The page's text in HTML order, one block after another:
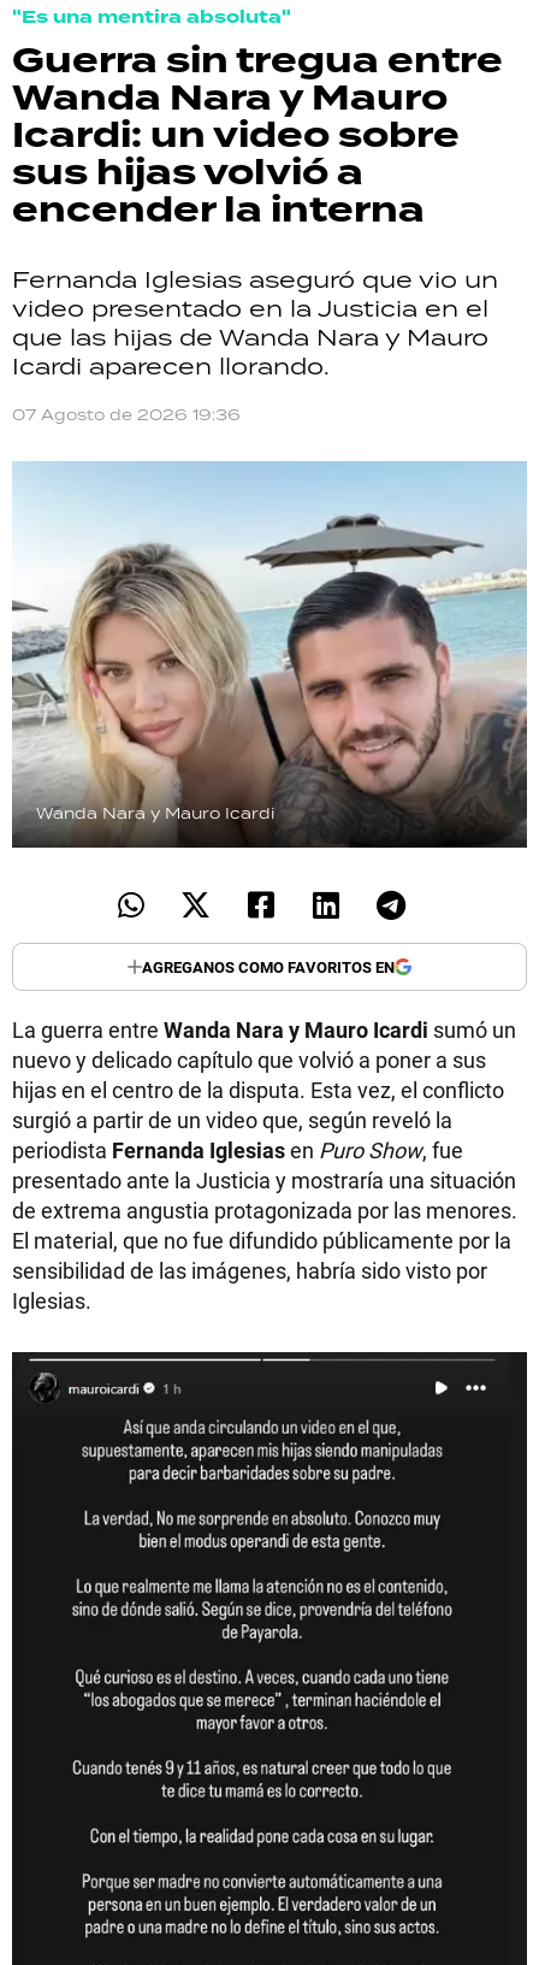
"Es una mentira absoluta"
Guerra sin tregua entre
Wanda Nara y Mauro
Icardi: un video sobre
sus hijas volvió a
encender la interna
Fernanda Iglesias aseguró que vio un
video presentado en la Justicia en el
que las hijas de Wanda Nara y Mauro
Icardi aparecen llorando.
07 Agosto de 2026 19:36
Wanda Nara y Mauro Icardi
AGREGANOS COMO FAVORITOS EN
La guerra entre Wanda Nara y Mauro Icardi sumó un
nuevo y delicado capítulo que volvió a poner a sus
hijas en el centro de la disputa. Esta vez, el conflicto
surgió a partir de un video que, según reveló la
periodista Fernanda Iglesiasen Puro Show, fue
presentado ante la Justicia y mostraría una situación
de extrema angustia protagonizada por las menores.
El material, que no fue difundido públicamente por la
sensibilidad de las imágenes, habría sido visto por
Iglesias.